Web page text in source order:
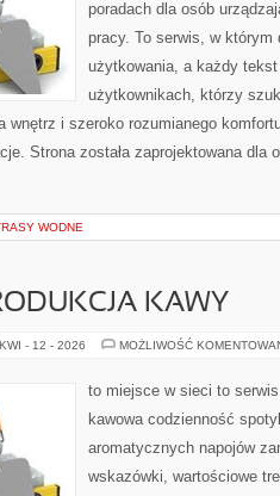
poradach dla osób
pracy. To serwis, w którym
użytkowania, a każdy
użytkownikach, którzy
wnętrz i szeroko rozumianego
Strona została zaprojektowana dla
WODNE
KAWY
KWI - 12 - 2026 MOŻLIWOŚĆ
to miejsce w sieci to
kawowa codzienność
aromatycznych napojów
wskazówki, wartościowe